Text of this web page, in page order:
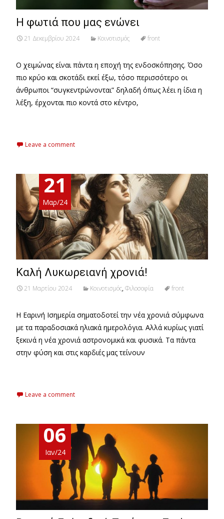
Η φωτιά που μας ενώνει
21 Δεκεμβρίου 2024 Κοινοτισμός front
Ο χειμώνας είναι πάντα η εποχή της ενδοσκόπησης. Όσο
πιο κρύο και σκοτάδι εκεί έξω, τόσο περισσότερο οι
άνθρωποι “συγκεντρώνονται” δηλαδή όπως λέει η ίδια η
λέξη, έρχονται πιο κοντά στο κέντρο,
Leave a comment
21
Μαρ/24
Καλή Λυκωρειανή χρονιά!
21 Μαρτίου 2024 Κοινοτισμός,Φιλοσοφία front
Η Εαρινή Ισημερία σηματοδοτεί την νέα χρονιά σύμφωνα
με τα παραδοσιακά ηλιακά ημερολόγια. Αλλά κυρίως γιατί
ξεκινά η νέα χρονιά αστρονομικά και φυσικά. Τα πάντα
στην φύση και στις καρδιές μας τείνουν
Leave a comment
06
Ιαν/24